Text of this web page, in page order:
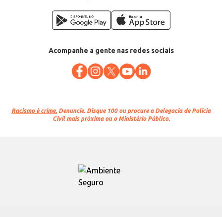
Acompanhe a gente nas redes sociais
Racismo é crime. Denuncie. Disque 100 ou procure a Delegacia de Polícia
Civil mais próxima ou o Ministério Público.